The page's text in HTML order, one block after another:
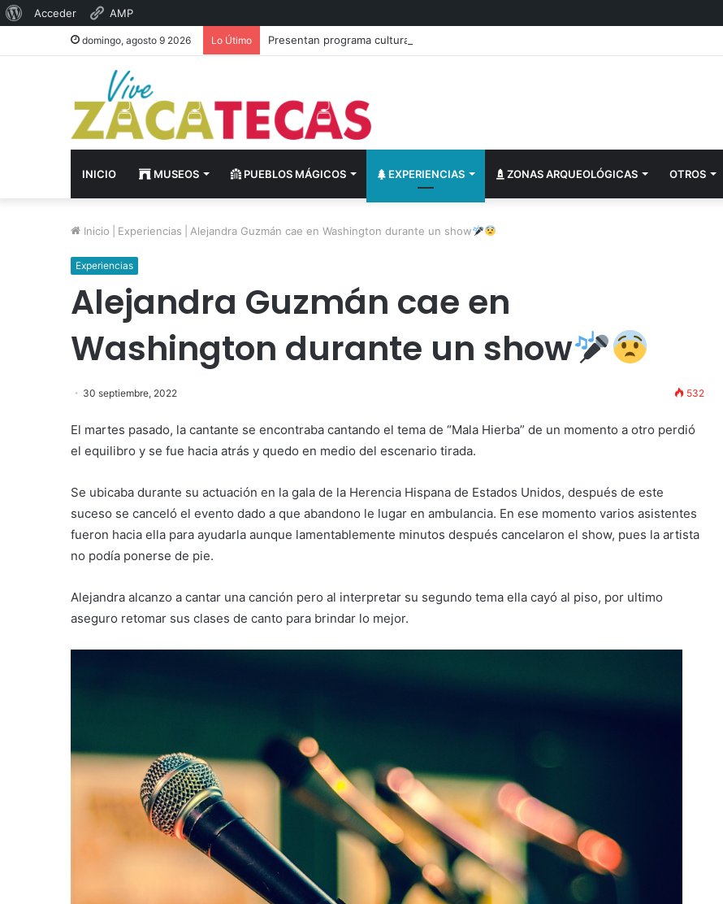
Acerca
Acceder AMP
domingo, agosto 9 2026 Lo Útimo Presentan programa cultural del festival “Abrazarte en Navidad”
INICIO MUSEOS PUEBLOS MÁGICOS EXPERIENCIAS ZONAS ARQUEOLÓGICAS OTROS
Inicio Experiencias Alejandra Guzmán cae en Washington durante un show
Experiencias
Alejandra Guzmán cae en
Washington durante un show
30 septiembre, 2022 532
El martes pasado, la cantante se encontraba cantando el tema de “Mala Hierba” de un momento a otro perdió
el equilibro y se fue hacia atrás y quedo en medio del escenario tirada.
Se ubicaba durante su actuación en la gala de la Herencia Hispana de Estados Unidos, después de este
suceso se canceló el evento dado a que abandono le lugar en ambulancia. En ese momento varios asistentes
fueron hacia ella para ayudarla aunque lamentablemente minutos después cancelaron el show, pues la artista
no podía ponerse de pie.
Alejandra alcanzo a cantar una canción pero al interpretar su segundo tema ella cayó al piso, por ultimo
aseguro retomar sus clases de canto para brindar lo mejor.